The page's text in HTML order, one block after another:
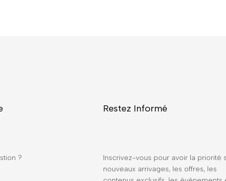
?
Restez Informé
Inscrivez-vous pour avoir la priorité
nouveaux arrivages, les offres, les